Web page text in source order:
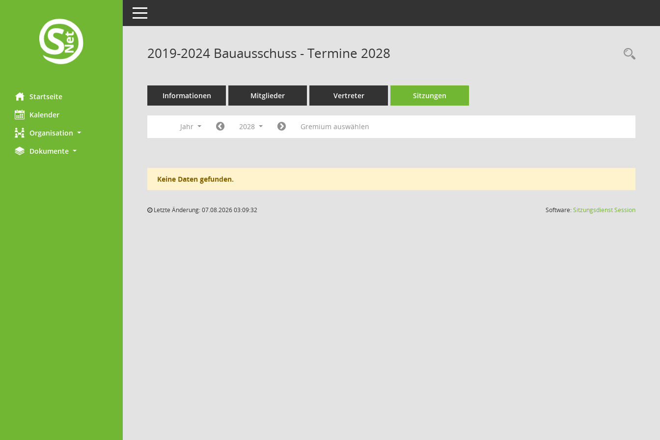
Startseite
Kalender
Organisation
Dokumente
Toggle navigation
2019-2024 Bauausschuss - Termine 2028
Informationen Mitglieder Vertreter Sitzungen
Jahr 2028 Gremium auswählen
Keine Daten gefunden.
Letzte Änderung: 07.08.2026 03:09:32 Software:SitzungsdienstSession(Wird in